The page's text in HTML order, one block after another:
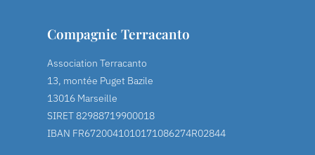
Compagnie Terracanto
Association Terracanto
13, montée Puget Bazile
13016 Marseille
SIRET 82988719900018
IBAN FR6720041010171086274R02844